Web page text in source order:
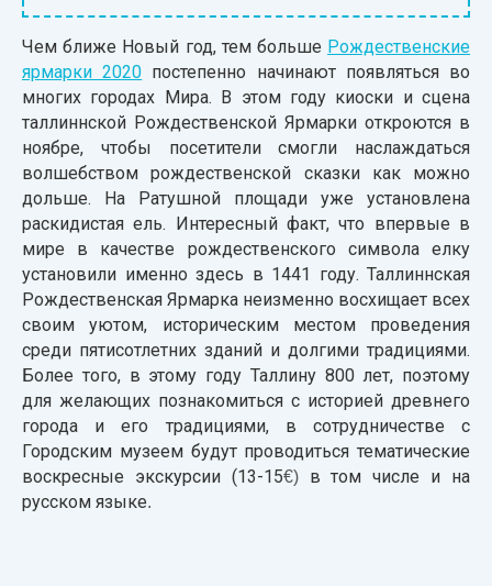
Чем ближе Новый год, тем больше Рождественские
ярмарки 2020 постепенно начинают появляться во
многих городах Мира. В этом году киоски и сцена
таллиннской Рождественской Ярмарки откроются в
ноябре, чтобы посетители смогли наслаждаться
волшебством рождественской сказки как можно
дольше. На Ратушной площади уже установлена
раскидистая ель. Интересный факт, что впервые в
мире в качестве рождественского символа елку
установили именно здесь в 1441 году. Таллиннская
Рождественская Ярмарка неизменно восхищает всех
своим уютом, историческим местом проведения
среди пятисотлетних зданий и долгими традициями.
Более того, в этому году Таллину 800 лет, поэтому
для желающих познакомиться с историей древнего
города и его традициями, в сотрудничестве с
Городским музеем будут проводиться тематические
воскресные экскурсии (13-15€) в том числе и на
русском языке.